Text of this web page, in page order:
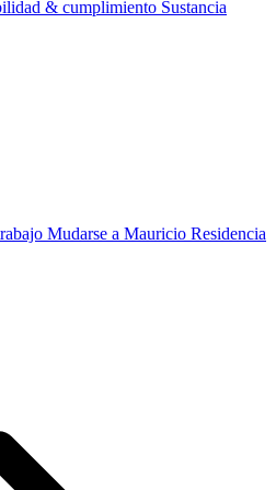
& cumplimiento Sustancia
Mudarse a Mauricio Residencia